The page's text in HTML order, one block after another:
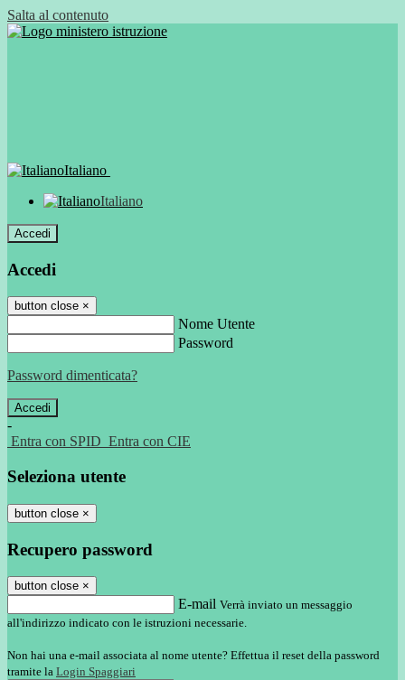
Salta al contenuto
Italiano
Italiano
Accedi
Accedi
button close ×
Nome Utente
Password
Password dimenticata?
-
Entra con SPID Entra con CIE
Seleziona utente
button close ×
Recupero password
button close ×
E-mail Verrà inviato un messaggio
all'indirizzo indicato con le istruzioni necessarie.
Non hai una e-mail associata al nome utente? Effettua il reset della password
tramite la Login Spaggiari